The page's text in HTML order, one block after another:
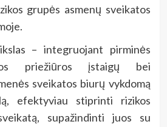
grupės asmenų sveikatos
– integruojant pirminės
priežiūros įstaigų bei
sveikatos biurų vykdomą
efektyviau stiprinti rizikos
supažindinti juos su